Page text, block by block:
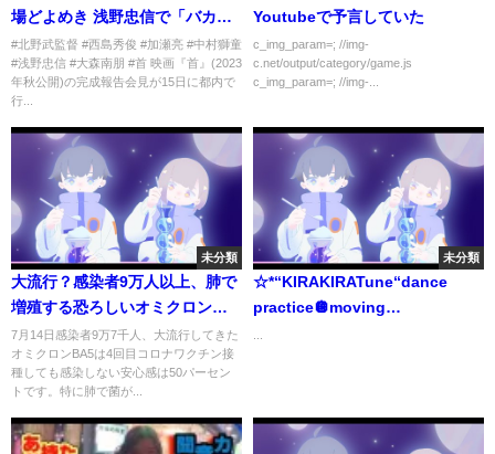
場どよめき 浅野忠信で「バカバ
カしい映画」 “北野組”優秀な役
者陣に感謝 『首』完成報告会
見
#北野武監督 #西島秀俊 #加瀬亮 #中村獅童
#浅野忠信 #大森南朋 #首 映画『首』(2023
年秋公開)の完成報告会見が15日に都内で
行...
Youtubeで予言していた
c_img_param=; //img-
c.net/output/category/game.js
c_img_param=; //img-...
未分類
大流行？感染者9万人以上、肺で
増殖する恐ろしいオミクロン
BA5は4回接種をしても、感染し
ない安心感は50パーセントで
す。免疫をすり抜けて罹りかか
す。シニアは特に気をつけて。
7月14日感染者9万7千人、大流行してきた
オミクロンBA5は4回目コロナワクチン接
種しても感染しない安心感は50パーセン
トです。特に肺で菌が...
未分類
☆*“KIRAKIRATune“dance
practice🪩moving